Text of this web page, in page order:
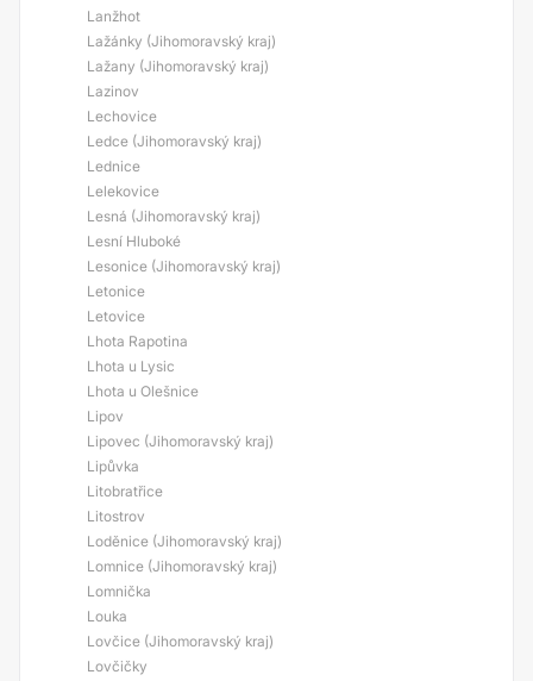
Lanžhot
Lažánky (Jihomoravský kraj)
Lažany (Jihomoravský kraj)
Lazinov
Lechovice
Ledce (Jihomoravský kraj)
Lednice
Lelekovice
Lesná (Jihomoravský kraj)
Lesní Hluboké
Lesonice (Jihomoravský kraj)
Letonice
Letovice
Lhota Rapotina
Lhota u Lysic
Lhota u Olešnice
Lipov
Lipovec (Jihomoravský kraj)
Lipůvka
Litobratřice
Litostrov
Loděnice (Jihomoravský kraj)
Lomnice (Jihomoravský kraj)
Lomnička
Louka
Lovčice (Jihomoravský kraj)
Lovčičky